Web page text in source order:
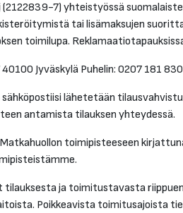
7) yhteistyössä
tai lisämaksujen
toimilupa.
Jyväskylä Puhelin: 0207 181 830
sähköpostiisi lähetetään
antamista tilauksen yhteydessä.
toimipisteeseen
ja toimitustavasta
Poikkeavista toimitusajoista